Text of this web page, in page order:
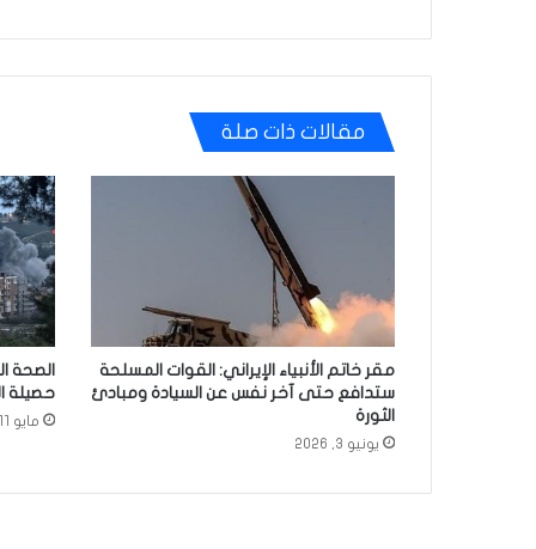
مقالات ذات صلة
مقر خاتم الأنبياء الإيراني: القوات المسلحة
ستدافع حتى آخر نفس عن السيادة ومبادئ
الثورة
يونيو 3, 2026
حصيلة
مايو 11, 2026